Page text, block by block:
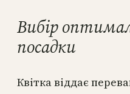
Вибір
посадки
Квітка віддає